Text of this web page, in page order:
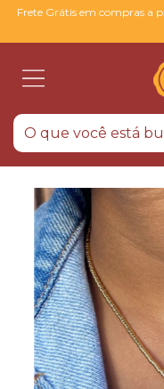
Frete Grátis em compras a